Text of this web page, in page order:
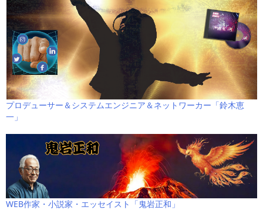
プロデューサー＆システムエンジニア＆ネットワーカー「鈴木恵
一」
WEB作家・小説家・エッセイスト「鬼岩正和」